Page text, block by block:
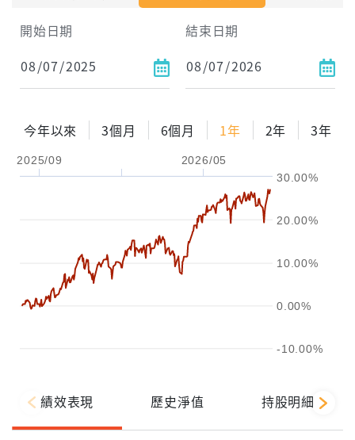
開始日期
結束日期
今年以來 3個月 6個月 1年 2年 3年
2025/09 2026/05
-10.00%
0.00%
10.00%
20.00%
30.00%
每月Pay出方式
依金額
依比例
0% 年化自由Pay率
3年
試算
績效表現 歷史淨值 持股明細